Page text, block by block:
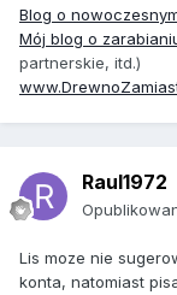
Blog o
Mój blog o
partnerskie, itd.)
Raul1972
Lis moze nie
konta, natomiast